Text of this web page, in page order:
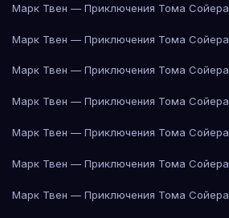
Марк Твен — Приключения Тома Сойера
Марк Твен — Приключения Тома Сойера
Марк Твен — Приключения Тома Сойера
Марк Твен — Приключения Тома Сойера
Марк Твен — Приключения Тома Сойера
Марк Твен — Приключения Тома Сойера
Марк Твен — Приключения Тома Сойера